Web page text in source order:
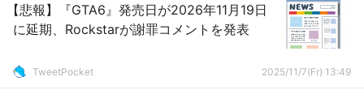
【悲報】『GTA6』発売日が2026年11月19日
に延期、Rockstarが謝罪コメントを発表
TweetPocket 2025/11/7(Fr) 13:49